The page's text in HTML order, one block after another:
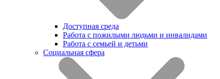
Доступная среда
Работа с пожилыми людьми и инвалидами
Работа с семьей и детьми
Социальная сфера